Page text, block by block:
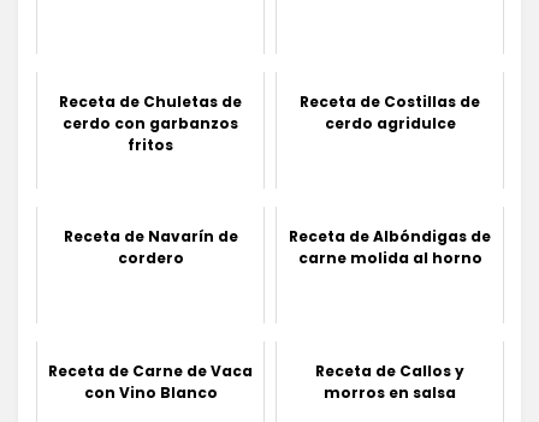
Receta de Chuletas de
cerdo con garbanzos
fritos
Receta de Costillas de
cerdo agridulce
Receta de Navarín de
cordero
Receta de Albóndigas de
carne molida al horno
Receta de Carne de Vaca
con Vino Blanco
Receta de Callos y
morros en salsa